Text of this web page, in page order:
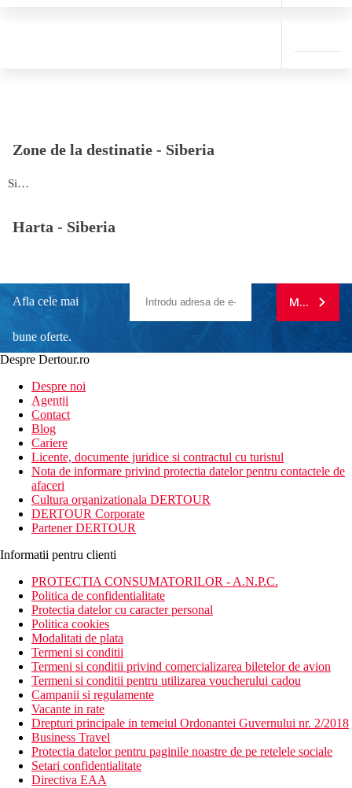
Zone de la destinatie - Siberia
Siberia
Harta - Siberia
Afla cele mai
bune oferte.
newsletter!
MA
Despre Dertour.ro
Despre noi
Agentii
Contact
Blog
Cariere
Licente, documente juridice si contractul cu turistul
Nota de informare privind protectia datelor pentru contactele de
afaceri
Cultura organizationala DERTOUR
DERTOUR Corporate
Partener DERTOUR
Informatii pentru clienti
PROTECTIA CONSUMATORILOR - A.N.P.C.
Politica de confidentialitate
Protectia datelor cu caracter personal
Politica cookies
Modalitati de plata
Termeni si conditii
Termeni si conditii privind comercializarea biletelor de avion
Termeni si conditii pentru utilizarea voucherului cadou
Campanii si regulamente
Vacante in rate
Drepturi principale in temeiul Ordonantei Guvernului nr. 2/2018
Business Travel
Protectia datelor pentru paginile noastre de pe retelele sociale
Setari confidentialitate
Directiva EAA